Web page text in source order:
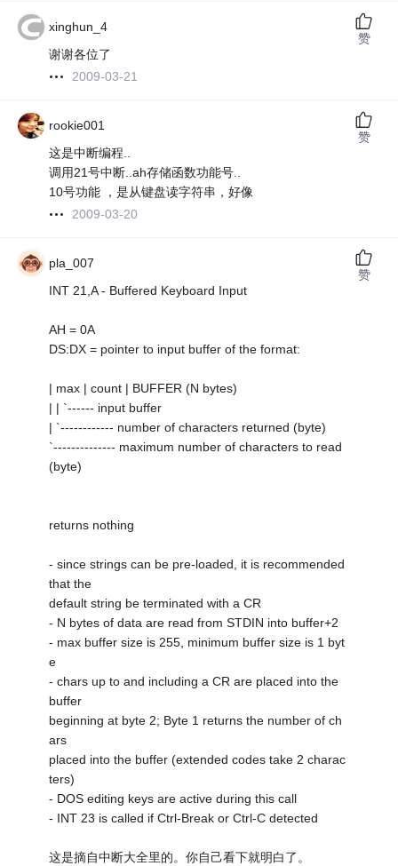
xinghun_4
谢谢各位了
2009-03-21
赞
rookie001
这是中断编程..
调用21号中断..ah存储函数功能号..
10号功能 ，是从键盘读字符串，好像
2009-03-20
赞
pla_007
INT 21,A - Buffered Keyboard Input
AH = 0A
DS:DX = pointer to input buffer of the format:
| max | count | BUFFER (N bytes)
| | `------ input buffer
| `------------ number of characters returned (byte)
`-------------- maximum number of characters to read
(byte)
returns nothing
- since strings can be pre-loaded, it is recommended
that the
default string be terminated with a CR
- N bytes of data are read from STDIN into buffer+2
- max buffer size is 255, minimum buffer size is 1 byt
e
- chars up to and including a CR are placed into the
buffer
beginning at byte 2; Byte 1 returns the number of ch
ars
placed into the buffer (extended codes take 2 charac
ters)
- DOS editing keys are active during this call
- INT 23 is called if Ctrl-Break or Ctrl-C detected
这是摘自中断大全里的。你自己看下就明白了。
赞